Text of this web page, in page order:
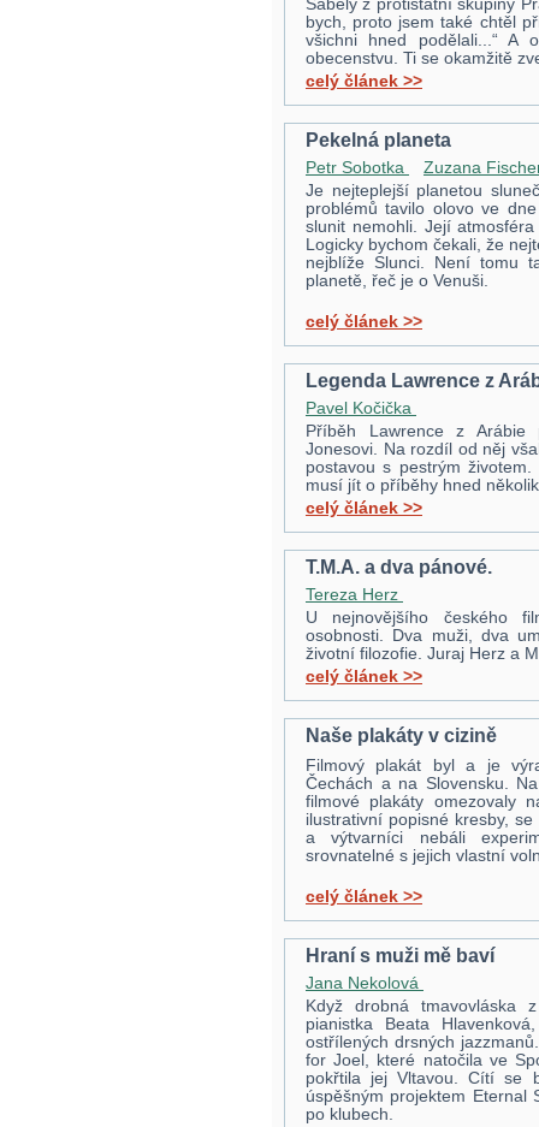
Sabely z protistátní skupiny
bych, proto jsem také chtěl
všichni hned podělali...“ A
obecenstvu. Ti se okamžitě
celý článek >>
Pekelná planeta
Petr Sobotka
Zuzana
Je nejteplejší planetou
problémů tavilo olovo ve
slunit nemohli. Její
Logicky bychom čekali, že
nejblíže Slunci. Není tomu
planetě, řeč je o Venuši.
celý článek >>
Legenda Lawrence z
Pavel Kočička
Příběh Lawrence z Arábie
Jonesovi. Na rozdíl od něj
postavou s pestrým
musí jít o příběhy hned
celý článek >>
T.M.A. a dva pánové.
Tereza Herz
U nejnovějšího českého
osobnosti. Dva muži, dva
životní filozofie. Juraj Herz a
celý článek >>
Naše plakáty v cizině
Filmový plakát byl a je
Čechách a na Slovensku.
filmové plakáty omezovaly
ilustrativní popisné kresby,
a výtvarníci nebáli
srovnatelné s jejich vlastní
celý článek >>
Hraní s muži mě baví
Jana Nekolová
Když drobná tmavovláska
pianistka Beata
ostřílených drsných
for Joel, které natočila ve
pokřtila jej Vltavou. Cítí se
úspěšným projektem Eternal
po klubech.